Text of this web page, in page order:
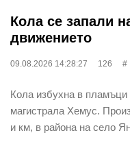
Кола се запали
движението
09.08.2026 14:28:27 126
Кола избухна в пламъци
магистрала Хемус.
и км, в района на село